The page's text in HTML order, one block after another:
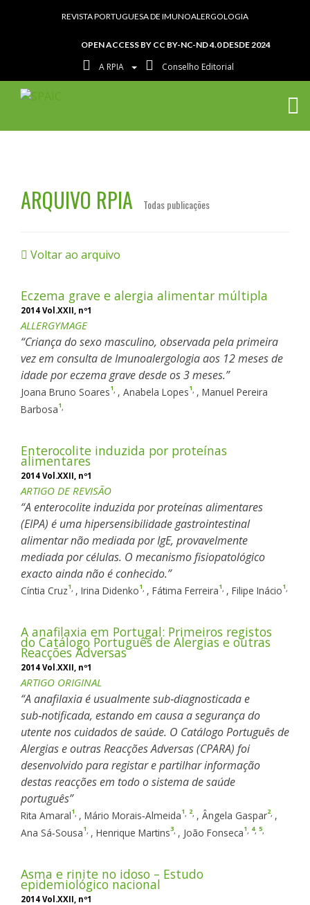
REVISTA PORTUGUESA DE IMUNOALERGOLOGIA
OPEN ACCESS BY CC BY-NC-ND 4.0 DESDE 2024
A RPIA Conselho Editorial
ARQUIVO RPIA Todas publicações
Voltar ao arquivo
Eczema grave e alergia alimentar múltipla
2014 Vol.XXII, nº1
ALLERGYMAGE
Criança do sexo masculino, observada pela primeira
vez em consulta de Imunoalergologia aos 12 meses de
idade por eczema grave desde os 3 meses.
Joana Bruno Soares1, , Anabela Lopes1, , Manuel Pereira
Barbosa1,
Enterocolite induzida por proteínas
alimentares
2014 Vol.XXII, nº1
ARTIGO DE REVISÃO
A enterocolite induzida por proteínas alimentares
(EIPA) é uma hipersensibilidade gastrointestinal
alimentar não mediada por IgE, provavelmente
mediada por células. O mecanismo fisiopatológico
exacto ainda não é conhecido.
Cíntia Cruz1, , Irina Didenko1, , Fátima Ferreira1, , Filipe Inácio1,
A anafilaxia em Portugal: Primeiros registos
do Catálogo Português de Alergias e outras
Reacções Adversas
2014 Vol.XXII, nº1
ARTIGO ORIGINAL
A anafilaxia é usualmente sub‑diagnosticada e
sub‑notificada, estando em causa a segurança do
utente nos cuidados de saúde. O Catálogo Português de
Alergias e outras Reacções Adversas (CPARA) foi
desenvolvido para registar e partilhar informação
destas reacções em todo o sistema de saúde
português
Rita Amaral1, , Mário Morais‑Almeida1, 2, , Ângela Gaspar2, ,
Ana Sá‑Sousa1, , Henrique Martins3, , João Fonseca1, 4, 5,
Asma e rinite no idoso – Estudo
epidemiológico nacional
2014 Vol.XXII, nº1